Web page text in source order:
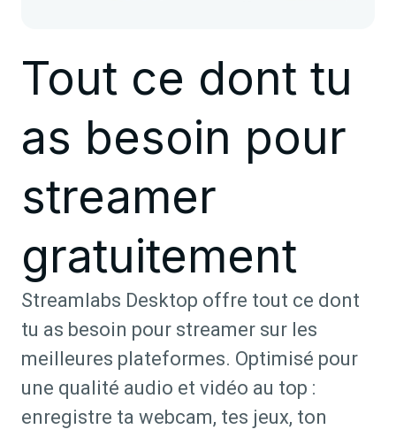
Tout ce dont tu
as besoin pour
streamer
gratuitement
Streamlabs Desktop offre tout ce dont
tu as besoin pour streamer sur les
meilleures plateformes. Optimisé pour
une qualité audio et vidéo au top :
enregistre ta webcam, tes jeux, ton